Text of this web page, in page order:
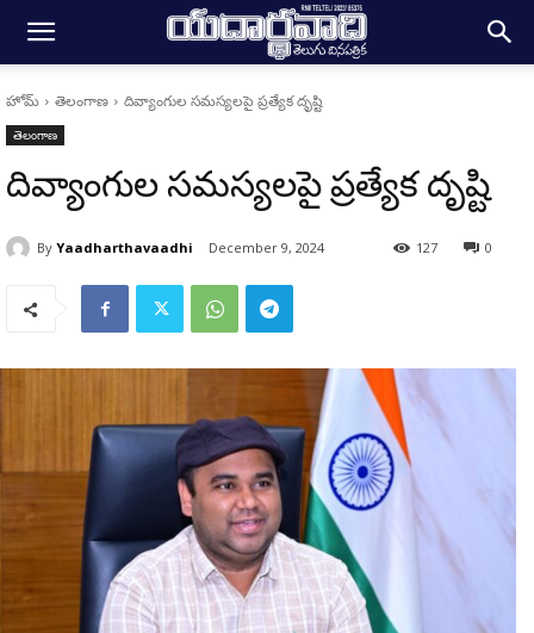
హోమ్ తెలంగాణ దివ్యాంగుల సమస్యలపై ప్రత్యేక దృష్టి
తెలంగాణ
దివ్యాంగుల సమస్యలపై ప్రత్యేక దృష్టి
By Yaadharthavaadhi December 9, 2024 0
127